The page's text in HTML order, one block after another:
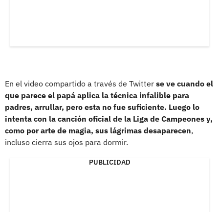
En el video compartido a través de Twitter se ve cuando el
que parece el papá aplica la técnica infalible para
padres, arrullar, pero esta no fue suficiente. Luego lo
intenta con la canción oficial de la Liga de Campeones y,
como por arte de magia, sus lágrimas desaparecen,
incluso cierra sus ojos para dormir.
PUBLICIDAD